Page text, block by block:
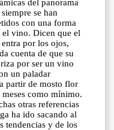
del panorama
se han
con una forma
el vino. Dicen que el
por los ojos,
cuenta de que su
por ser un vino
un paladar
partir de mosto flor
como mínimo.
otras referencias
ha ido sacando al
tendencias y de los